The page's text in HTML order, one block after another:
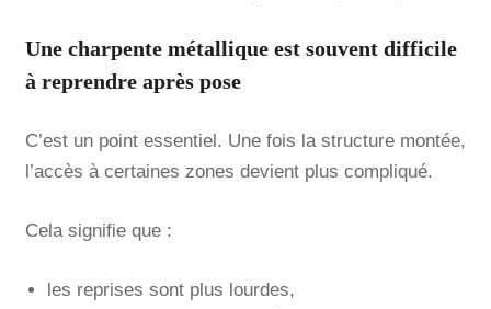
Une charpente métallique est souvent difficile
à reprendre après pose
C’est un point essentiel. Une fois la structure montée,
l’accès à certaines zones devient plus compliqué.
Cela signifie que :
les reprises sont plus lourdes,